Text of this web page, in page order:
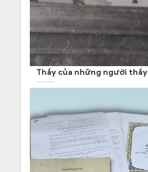
Thầy của những người thầy